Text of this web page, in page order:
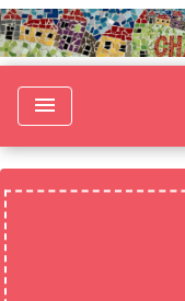
menu